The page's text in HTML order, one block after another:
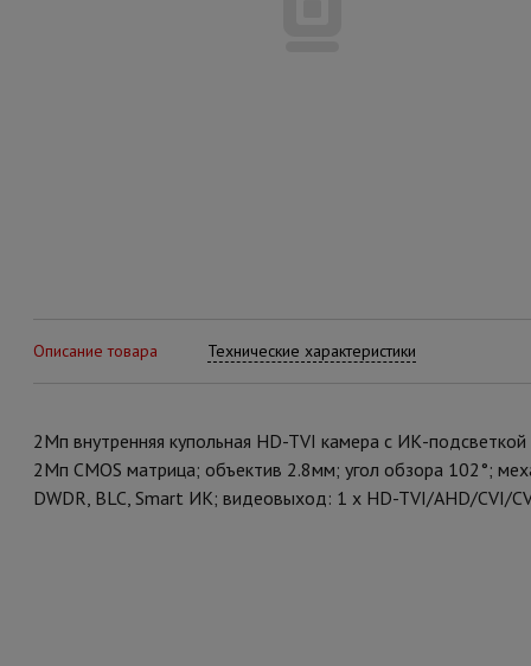
Описание товара Технические характеристики
2Мп внутренняя купольная HD-TVI камера с ИК-
2Мп CMOS матрица; объектив 2.8мм; угол обзора 102°;
DWDR, BLC, Smart ИК; видеовыход: 1 х HD-TVI/AHD/CVI/